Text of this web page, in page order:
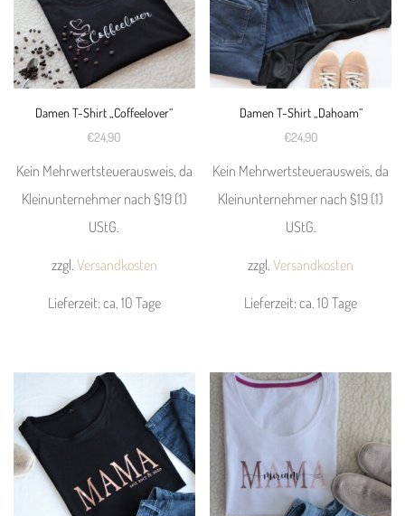
Damen T-Shirt „Coffeelover“
€24,90
Kein Mehrwertsteuerausweis, da
Kleinunternehmer nach §19 (1)
UStG.
zzgl. Versandkosten
Lieferzeit:ca. 10 Tage
weist
mehrere
Varianten
auf.
Die
Damen T-Shirt „Dahoam“
€24,90
Kein Mehrwertsteuerausweis, da
Kleinunternehmer nach §19 (1)
UStG.
zzgl.Versandkosten
Lieferzeit:ca. 10 Tage
weist
mehrere
Varianten
auf.
Die